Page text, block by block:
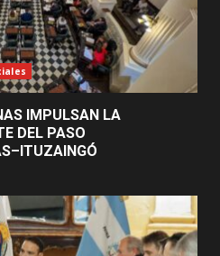
IMPULSAN LA
DEL PASO